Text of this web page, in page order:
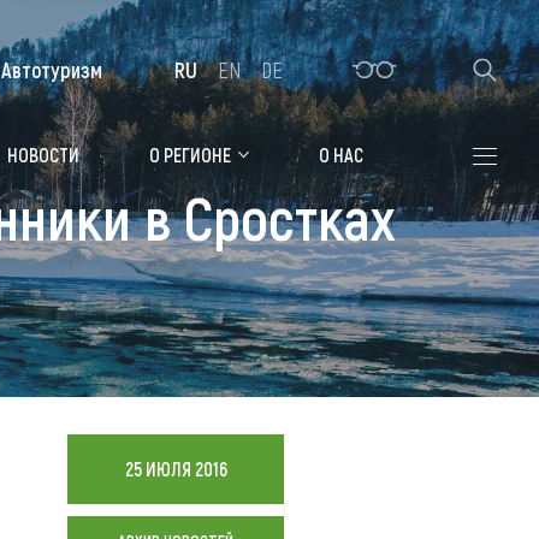
Алтайская зимовка
Где остановиться
Санатории
Гостиницы, отели
Коттеджи, базы
Мотели, придорожные отели
НОВОСТИ О РЕГИОНЕ О НАС
Автотуризм RU EN DE
в Сростках
25 ИЮЛЯ 2016